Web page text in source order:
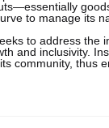
to manage its
to address
and inclusivity.
community, thus